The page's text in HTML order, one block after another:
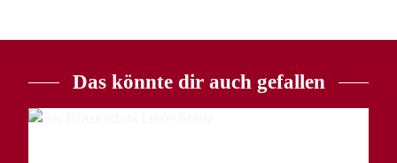
Das könnte dir auch gefallen